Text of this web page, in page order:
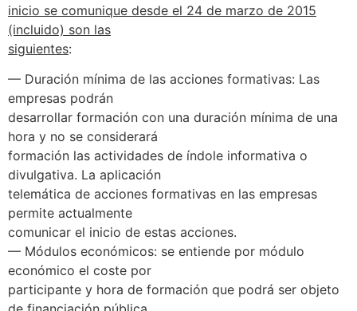
inicio se comunique desde el 24 de marzo de 2015
(incluido) son las
siguientes:
— Duración mínima de las acciones formativas: Las
empresas podrán
desarrollar formación con una duración mínima de una
hora y no se considerará
formación las actividades de índole informativa o
divulgativa. La aplicación
telemática de acciones formativas en las empresas
permite actualmente
comunicar el inicio de estas acciones.
— Módulos económicos: se entiende por módulo
económico el coste por
participante y hora de formación que podrá ser objeto